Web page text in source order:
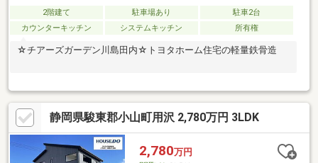
2階建て 駐車場あり
駐車2台
カウンターキッチン
システムキッチン 所有権
☆チアーズガーデン川島田内☆トヨタホーム住宅の軽量鉄骨造
静岡県駿東郡小山町用沢 2,780万円 3LDK
2,780万円